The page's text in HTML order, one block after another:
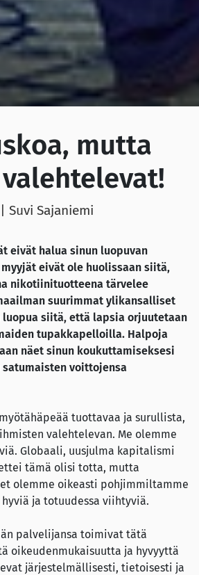
mutta
| Suvi Sajaniemi
eivät halua sinun luopuvan
eivät ole huolissaan siitä,
nikotiinituotteena tärvelee
suurimmat ylikansalliset
siitä, että lapsia orjuutetaan
tupakkapelloilla. Halpoja
näet sinun koukuttamiseksesi
voittojensa
tuottavaa ja surullista,
valehtelevan. Me olemme
Globaali, uusjulma kapitalismi
tämä olisi totta, mutta
olemme oikeasti pohjimmiltamme
ja totuudessa viihtyviä.
palvelijansa toimivat tätä
oikeudenmukaisuutta ja hyvyyttä
järjestelmällisesti, tietoisesti ja